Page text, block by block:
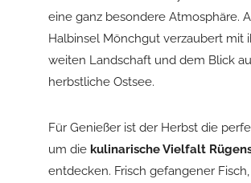
eine ganz besondere Atmosphäre.
Halbinsel Mönchgut verzaubert mit
weiten Landschaft und dem Blick
herbstliche Ostsee.
Für Genießer ist der Herbst die
um die kulinarische Vielfalt
entdecken. Frisch gefangener